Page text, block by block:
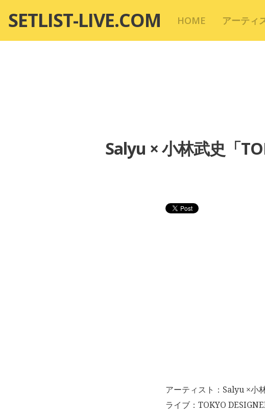
テ
SETLIST-LIVE.COM HOME アーティ
Salyu × 小林武史「
アーティスト：Salyu ×小
ライブ：TOKYO